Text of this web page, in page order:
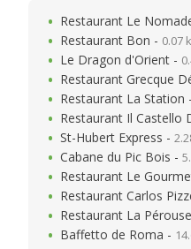
Restaurant Le
Restaurant Bon - 0.07
Le Dragon d'Orient -
Restaurant Grecque
Restaurant La Station -
Restaurant Il Castello
St-Hubert Express -
Cabane du Pic Bois -
Restaurant Le
Restaurant Carlos
Restaurant La
Baffetto de Roma -